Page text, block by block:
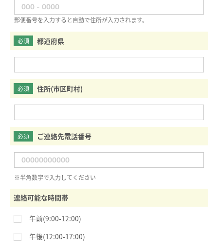
郵便番号を入力すると自動で住所が入力されます。
必須 都道府県
必須 住所(市区町村)
必須 ご連絡先電話番号
※半角数字で入力してください
連絡可能な時間帯
午前(9:00-12:00)
午後(12:00-17:00)